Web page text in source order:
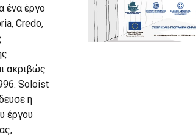
ένα έργο
Credo,
ακριβώς
Soloist
η
έργου